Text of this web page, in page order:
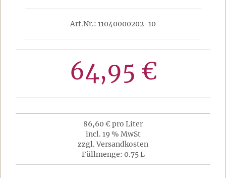
Art.Nr.: 11040000202-10
64,95 €
86,60 € pro Liter
incl. 19 % MwSt
zzgl. Versandkosten
Füllmenge: 0.75 L